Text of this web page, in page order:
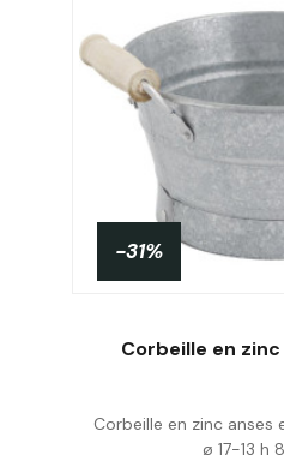
-31%
Corbeille en
Corbeille en zinc anses
ø 17-13 h